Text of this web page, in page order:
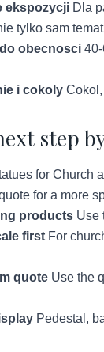
ekspozycji Dla
tylko sam
obecnosci
i cokoly
step
for Church
for a more
products Use
first For
quote Use the
Pedestal,